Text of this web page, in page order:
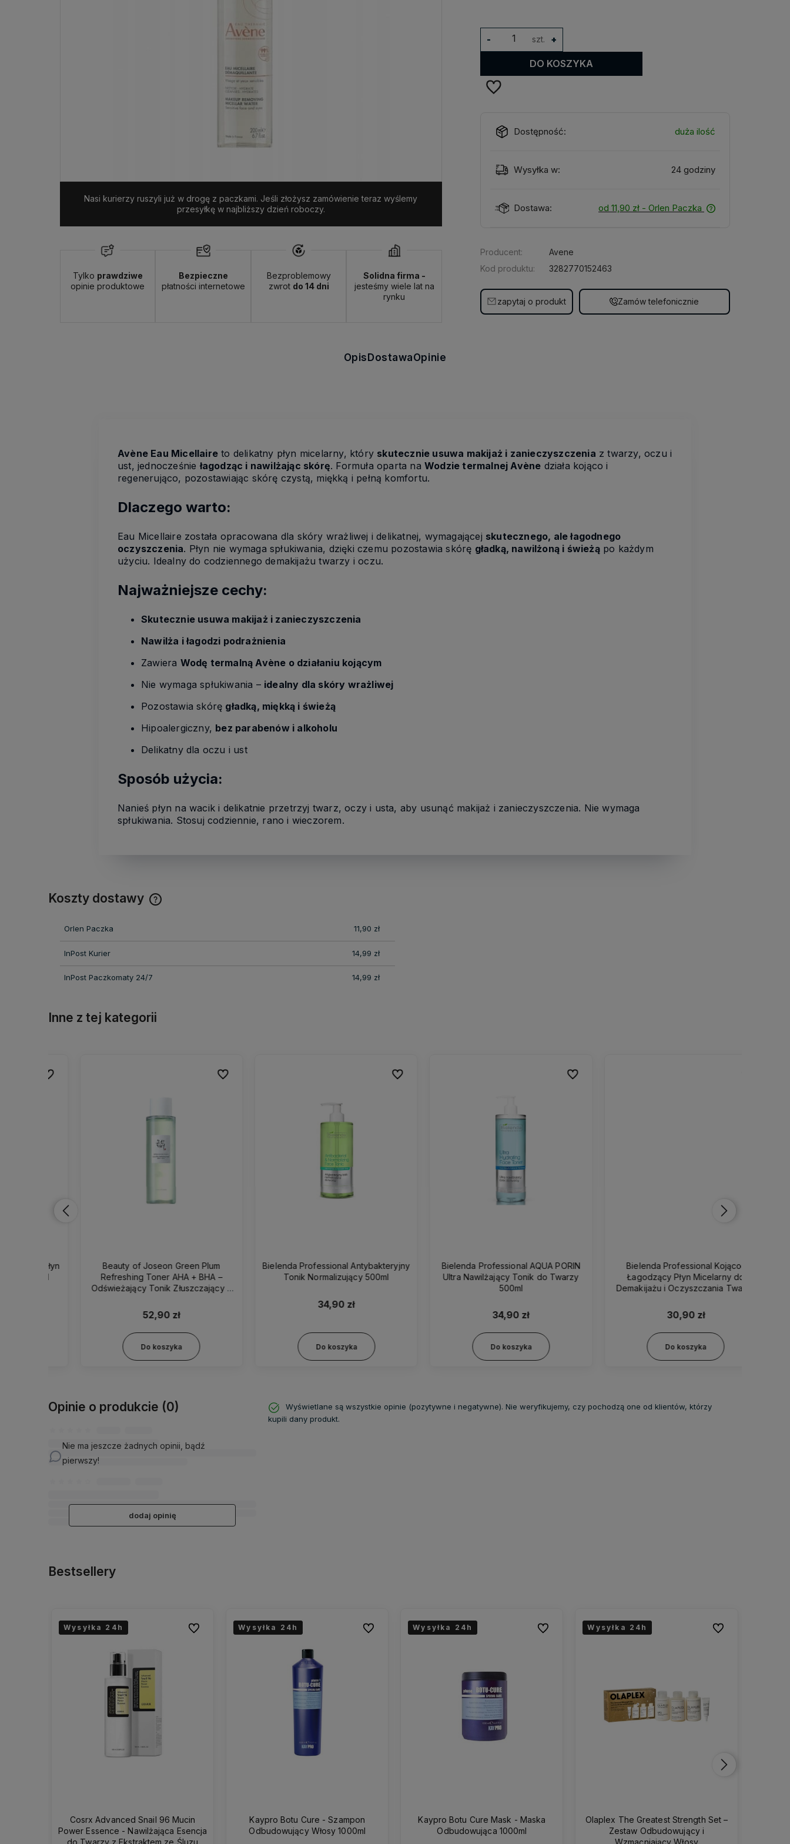
Nasi kurierzy ruszyli już w drogę z paczkami. Jeśli złożysz zamówienie teraz wyślemy
przesyłkę w najbliższy dzień roboczy.
Tylko prawdziwe
opinie produktowe
Bezpieczne
płatności internetowe
Bezproblemowy
zwrot do 14 dni
Solidna firma -
jesteśmy wiele lat na
rynku
szt. +
-
DO KOSZYKA
Dostępność: duża ilość
Wysyłka w: 24 godziny
Dostawa: od 11,90 zł - Orlen Paczka
Producent:
Avene
Kod produktu:
3282770152463
zapytaj o produkt Zamów telefonicznie
OpisDostawaOpinie
Avène Eau Micellaire to delikatny płyn micelarny, który skutecznie usuwa makijaż i zanieczyszczenia z twarzy, oczu i
ust, jednocześnie łagodząc i nawilżając skórę. Formuła oparta naWodzie termalnej Avène działa kojąco i
regenerująco, pozostawiając skórę czystą, miękką i pełną komfortu.
Dlaczego warto:
Eau Micellaire została opracowana dla skóry wrażliwej i delikatnej, wymagającej skutecznego, ale łagodnego
oczyszczenia. Płyn nie wymaga spłukiwania, dzięki czemu pozostawia skórę gładką, nawilżoną i świeżąpo każdym
użyciu. Idealny do codziennego demakijażu twarzy i oczu.
Najważniejsze cechy:
Skutecznie usuwa makijaż i zanieczyszczenia
Nawilża i łagodzi podrażnienia
Zawiera Wodę termalną Avène o działaniu kojącym
Nie wymaga spłukiwania – idealny dla skóry wrażliwej
Pozostawia skórę gładką, miękką i świeżą
Hipoalergiczny, bez parabenów i alkoholu
Delikatny dla oczu i ust
Sposób użycia:
Nanieś płyn na wacik i delikatnie przetrzyj twarz, oczy i usta, aby usunąć makijaż i zanieczyszczenia. Nie wymaga
spłukiwania. Stosuj codziennie, rano i wieczorem.
Koszty dostawy
Orlen Paczka 11,90 zł
InPost Kurier 14,99 zł
InPost Paczkomaty 24/7 14,99 zł
Inne z tej kategorii
Do ulubionych
Do ulubionych
Beauty of Joseon Green Plum
Refreshing Toner AHA + BHA –
Odświeżający Tonik Złuszczający z
52,90 zł
Do koszyka
Do ulubionych
Do ulubionych
Bielenda Professional Antybakteryjny
Tonik Normalizujący 500ml
34,90 zł
Do koszyka
Do ulubionych
Do ulubionych
Bielenda Professional AQUA PORIN
Ultra Nawilżający Tonik do Twarzy
34,90 zł
Do koszyka
Do ulubionych
Do ulubionych
Bielenda Professional Kojąco-
Łagodzący Płyn Micelarny do
Demakijażu i Oczyszczania Twarzy
30,90 zł
Do koszyka
Opinie o produkcie (0)
Nie ma jeszcze żadnych opinii, bądź
pierwszy!
dodaj opinię
Wyświetlane są wszystkie opinie (pozytywne i negatywne). Nie weryfikujemy, czy pochodzą one od klientów, którzy
kupili dany produkt.
Bestsellery
Wysyłka 24h
Wysyłka 24h
Cosrx Advanced Snail 96 Mucin
Power Essence - Nawilżająca Esencja
Do ulubionych Wysyłka 24h
Wysyłka 24h
Kaypro Botu Cure - Szampon
Odbudowujący Włosy 1000ml
Do ulubionych Wysyłka 24h
Wysyłka 24h
Kaypro Botu Cure Mask - Maska
Odbudowująca 1000ml
Do ulubionych Wysyłka 24h
Wysyłka 24h
Olaplex The Greatest Strength Set –
Zestaw Odbudowujący i
Do ulubionych